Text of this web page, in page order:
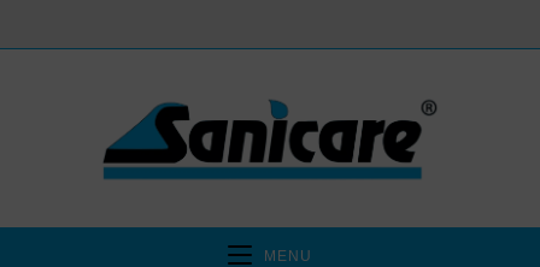
MENU